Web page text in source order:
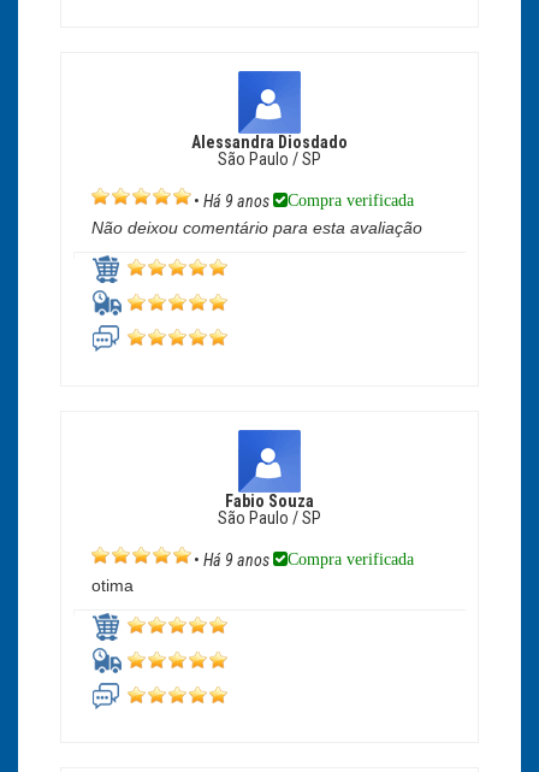
Alessandra Diosdado
São Paulo / SP
• Há 9 anos Compra verificada
Não deixou comentário para esta avaliação
Fabio Souza
São Paulo / SP
• Há 9 anos Compra verificada
otima